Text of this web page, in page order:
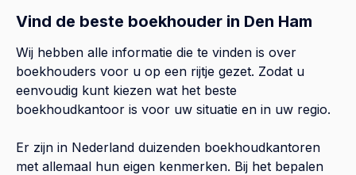
Vind de beste boekhouder in Den Ham
Wij hebben alle informatie die te vinden is over
boekhouders voor u op een rijtje gezet. Zodat u
eenvoudig kunt kiezen wat het beste
boekhoudkantoor is voor uw situatie en in uw regio.
Er zijn in Nederland duizenden boekhoudkantoren
met allemaal hun eigen kenmerken. Bij het bepalen